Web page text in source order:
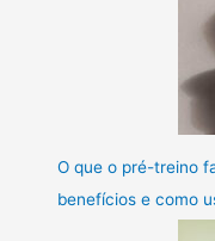
O que o pré-treino
benefícios e como